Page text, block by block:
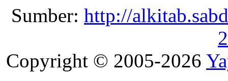
Sumber: http://
Copyright © 2005-2026